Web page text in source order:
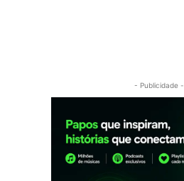
- Publicidade -